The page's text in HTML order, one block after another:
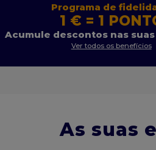
Programa de
1 € = 1
Acumule descontos nas
Ver todos os benefícios
As suas